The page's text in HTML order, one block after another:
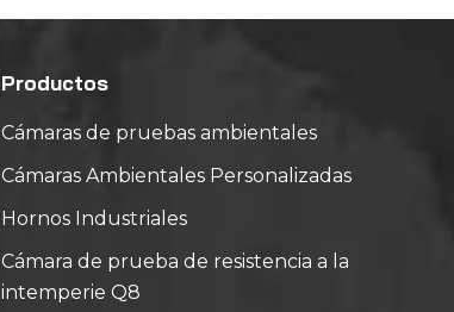
Productos
Cámaras de pruebas ambientales
Cámaras Ambientales Personalizadas
Hornos Industriales
Cámara de prueba de resistencia a la
intemperie Q8